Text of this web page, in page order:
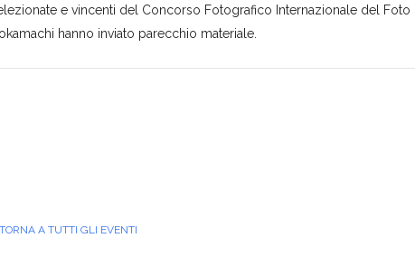
e vincenti del Concorso Fotografico Internazionale del Foto
hanno inviato parecchio materiale.
TORNA A TUTTI GLI EVENTI